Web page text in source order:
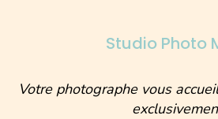
Studio Photo
Votre photographe vous